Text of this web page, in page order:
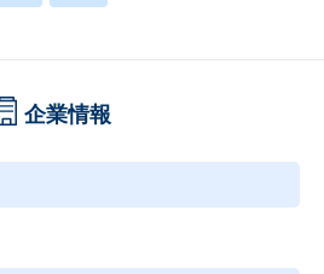
企業情報